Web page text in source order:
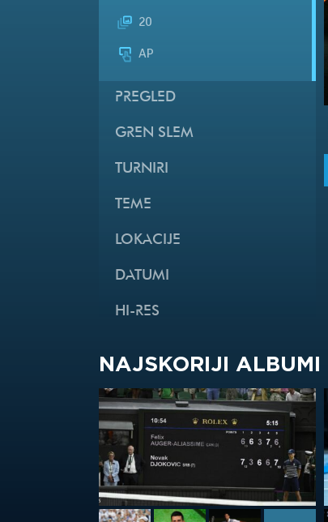
20
AP
PREGLED
GREN SLEM
TURNIRI
TEME
LOKACIJE
DATUMI
HI-RES
NAJSKORIJI ALBUMI